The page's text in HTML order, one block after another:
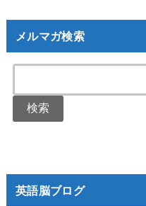
メルマガ検索
英語脳ブログ